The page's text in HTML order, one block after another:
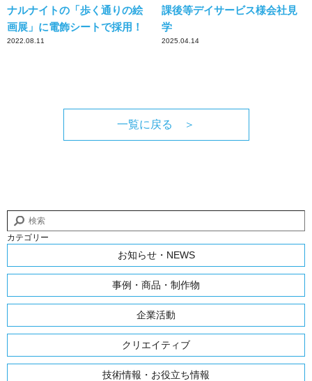
ナルナイトの「歩く通りの絵
画展」に電飾シートで採用！
2022.08.11
課後等デイサービス様会社見
学
2025.04.14
一覧に戻る ＞
カテゴリー
お知らせ・NEWS
事例・商品・制作物
企業活動
クリエイティブ
技術情報・お役立ち情報